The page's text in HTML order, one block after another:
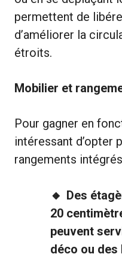
permettent de
d’améliorer la
étroits.
Mobilier et
Pour gagner en
intéressant d’opter
rangements
Des
20
peuvent
déco ou